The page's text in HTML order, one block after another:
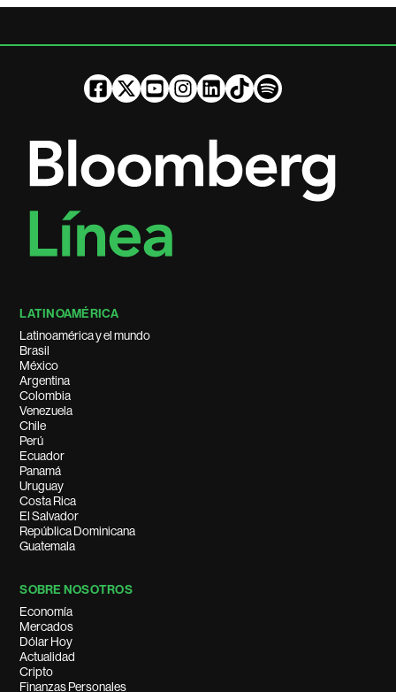
LATINOAMÉRICA
Latinoamérica y el mundo
Brasil
México
Argentina
Colombia
Venezuela
Chile
Perú
Ecuador
Panamá
Uruguay
Costa Rica
El Salvador
República Dominicana
Guatemala
SOBRE NOSOTROS
Economía
Mercados
Dólar Hoy
Actualidad
Cripto
Finanzas Personales